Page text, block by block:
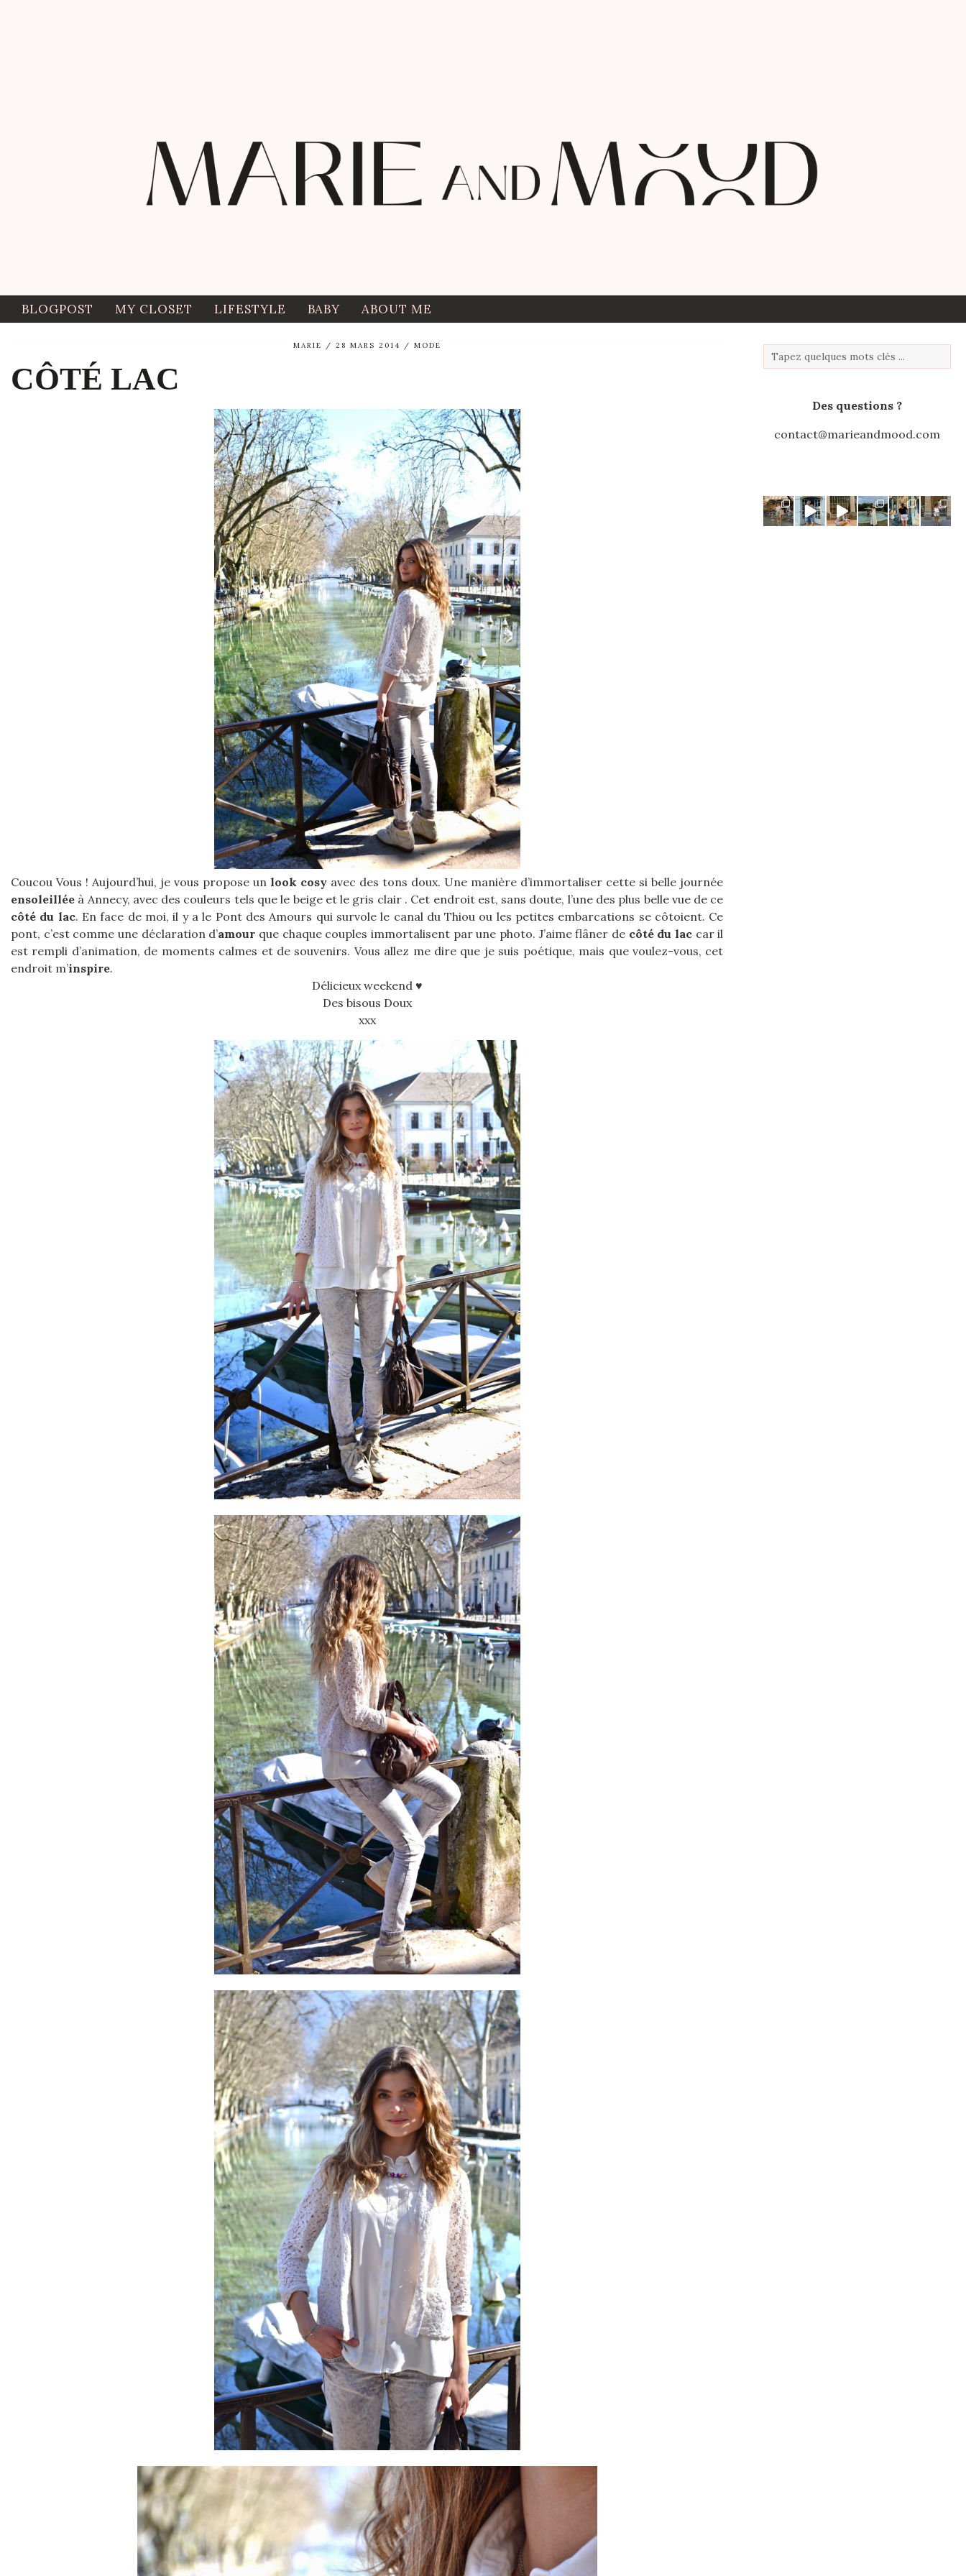
BLOGPOST MY CLOSET LIFESTYLE BABY ABOUT ME
MARIE 28 MARS 2014 MODE
CÔTÉ LAC
Coucou Vous ! Aujourd’hui, je vous propose unlook cosy avec des tons doux. Une manière d’immortaliser cette si belle journée
ensoleillée à Annecy, avec des couleurs tels que le beige et le gris clair . Cet endroit est, sans doute, l’une des plus belle vue de ce
côté du lac. En face de moi, il y a le Pont des Amours qui survole le canal du Thiou ou les petites embarcations se côtoient. Ce
pont, c’est comme une déclaration d’amour que chaque couples immortalisent par une photo. J’aime flâner de côté du lac car il
est rempli d’animation, de moments calmes et de souvenirs. Vous allez me dire que je suis poétique, mais que voulez-vous, cet
endroit m’inspire.
Délicieux weekend ♥
Des bisous Doux
xxx
Des questions ?
contact@marieandmood.com